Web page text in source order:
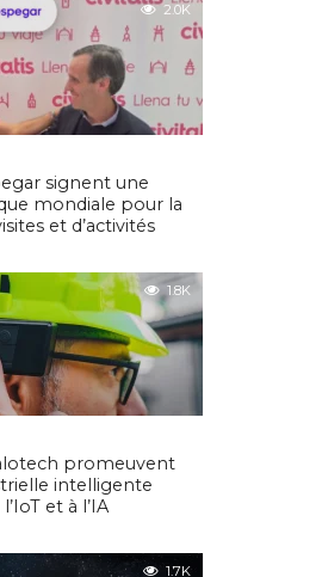
2.0K
signent une
mondiale pour la
et d’activités
1.8K
promeuvent
intelligente
et à l’IA
1.7K